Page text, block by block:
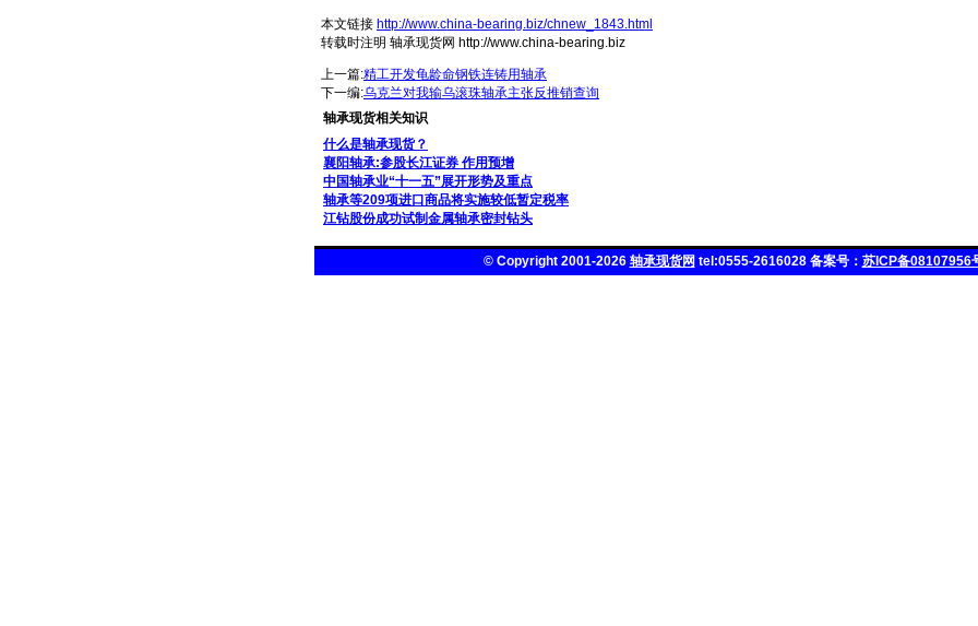
本文链接 http://www.china-bearing.biz/chnew_1843.html
转载时注明 轴承现货网 http://www.china-bearing.biz
上一篇:精工开发龟龄命钢铁连铸用轴承
下一编:乌克兰对我输乌滚珠轴承主张反推销查询
轴承现货相关知识
什么是轴承现货？
襄阳轴承:参股长江证券 作用预增
中国轴承业“十一五”展开形势及重点
轴承等209项进口商品将实施较低暂定税率
江钻股份成功试制金属轴承密封钻头
© Copyright 2001-2026 轴承现货网 tel:0555-2616028 备案号： 苏ICP备08107956